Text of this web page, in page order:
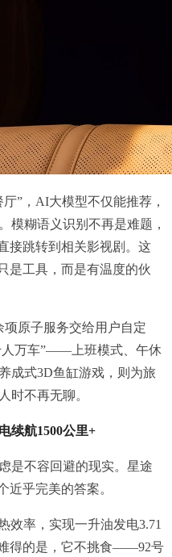
”，AI大模型不仅能推荐，
模糊语义识别不再是难题，
接跳转到相关影视剧。这
是工具，而是有温度的伙
原子服务交给用户自定
人万车”——上班模式、午休
成式3D鱼缸游戏，则为旅
时不再无聊。
续航1500公里+
是不容回避的现实。星途
近乎完美的答案。
效率，实现一升油发电3.71
得的是，它不挑食——92号